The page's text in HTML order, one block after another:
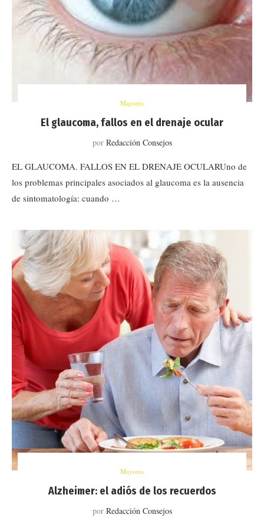
Mayores
El glaucoma, fallos en el drenaje ocular
por Redacción Consejos
EL GLAUCOMA. FALLOS EN EL DRENAJE OCULARUno de
los problemas principales asociados al glaucoma es la ausencia
de sintomatología: cuando …
Mayores
Alzheimer: el adiós de los recuerdos
por Redacción Consejos